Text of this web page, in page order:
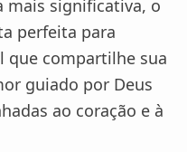
mais significativa, o
perfeita para
que compartilhe sua
guiado por Deus
ao coração e à